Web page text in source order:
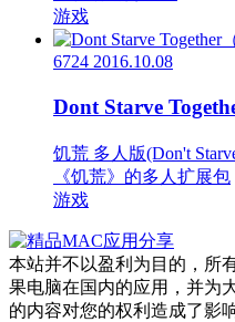
游戏
6724 2016.10.08
Dont Starve
饥荒 多人版(Don't
《饥荒》的多人扩展包
游戏
本站并不以盈利为目的，所
果电脑在国内的应用，并为
的内容对您的权利造成了影